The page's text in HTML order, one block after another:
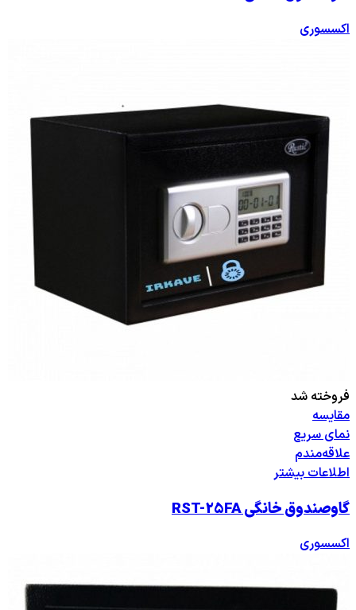
اکسسوری
فروخته شد
مقایسه
نمای سریع
علاقه‌مندم
اطلاعات بیشتر
گاوصندوق خانگی RST-25FA
اکسسوری